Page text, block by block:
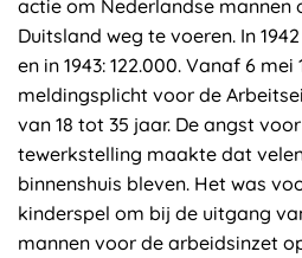
actie om Nederlandse mannen
Duitsland weg te voeren. In
en in 1943: 122.000. Vanaf 6 mei
meldingsplicht voor de
van 18 tot 35 jaar. De angst
tewerkstelling maakte dat
binnenshuis bleven. Het was
kinderspel om bij de uitgang
mannen voor de arbeidsinzet